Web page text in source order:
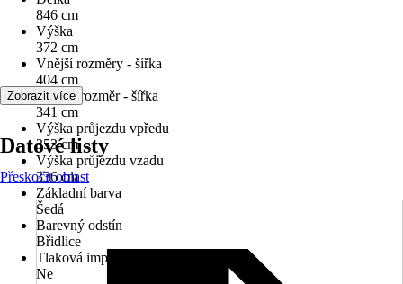
846 cm
Výška
372 cm
Vnější rozměry - šířka
404 cm
Vnitřní rozměr - šířka
341 cm
Výška průjezdu vpředu
353 cm
Výška průjezdu vzadu
336 cm
Základní barva
Šedá
Barevný odstín
Břidlice
Tlaková impregnace
Ne
Zobrazit více
Datové listy
Přeskočit oblast